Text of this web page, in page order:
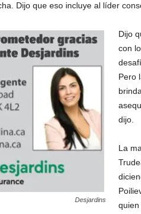
Dijo que eso incluye al líder
Desjardins
Dijo
con
Pero
dijo.
La